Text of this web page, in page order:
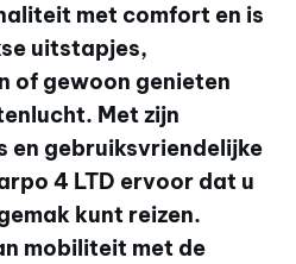
met comfort en is
uitstapjes,
of gewoon genieten
Met zijn
en gebruiksvriendelijke
4 LTD ervoor dat u
kunt reizen.
mobiliteit met de